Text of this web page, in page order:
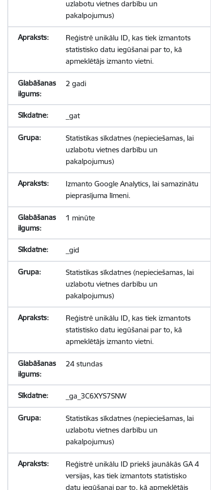
uzlabotu vietnes darbību un
pakalpojumus)
Reģistrē unikālu ID, kas tiek izmantots
statistisko datu iegūšanai par to, kā
apmeklētājs izmanto vietni.
2 gadi
_gat
Statistikas sīkdatnes (nepieciešamas, lai
uzlabotu vietnes darbību un
pakalpojumus)
Izmanto Google Analytics, lai samazinātu
pieprasījuma līmeni.
1 minūte
_gid
Statistikas sīkdatnes (nepieciešamas, lai
uzlabotu vietnes darbību un
pakalpojumus)
Reģistrē unikālu ID, kas tiek izmantots
statistisko datu iegūšanai par to, kā
apmeklētājs izmanto vietni.
24 stundas
_ga_3C6XYS7SNW
Statistikas sīkdatnes (nepieciešamas, lai
uzlabotu vietnes darbību un
pakalpojumus)
Reģistrē unikālu ID priekš jaunākās GA 4
versijas, kas tiek izmantots statistisko
datu iegūšanai par to, kā apmeklētājs